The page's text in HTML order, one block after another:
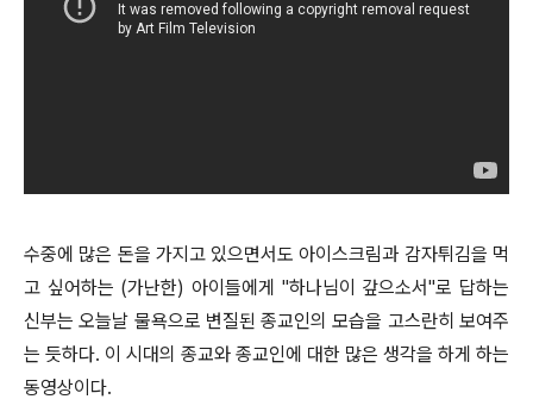
수중에 많은 돈을 가지고 있으면서도 아이스크림과 감자튀김을 먹
고 싶어하는 (가난한) 아이들에게 "하나님이 갚으소서"로 답하는
신부는 오늘날 물욕으로 변질된 종교인의 모습을 고스란히 보여주
는 듯하다. 이 시대의 종교와 종교인에 대한 많은 생각을 하게 하는
동영상이다.